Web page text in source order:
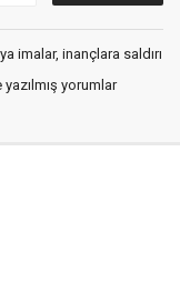
imalar, inançlara saldırı
yorumlar